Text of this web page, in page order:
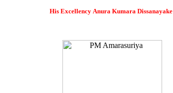
His Excellency Anura Kumara Dissanayake